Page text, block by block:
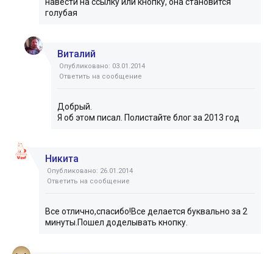
голубая
Виталий
Опубликовано: 03.01.2014
Ответить на сообщение
Добрый.
Я об этом писал. Полистайте блог за 2013 год
Никита
Опубликовано: 26.01.2014
Ответить на сообщение
Все отлично,спасибо!Все делается буквально за 2
минуты.Пошел доделывать кнопку.